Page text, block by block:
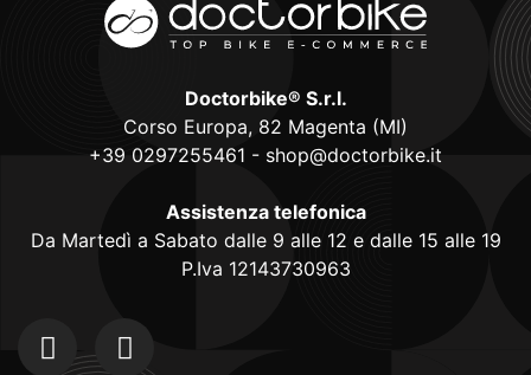
Doctorbike® S.r.l.
Corso Europa, 82 Magenta (MI)
+39 0297255461 - shop@doctorbike.it
Assistenza telefonica
Da Martedì a Sabato dalle 9 alle 12 e dalle 15 alle 19
P.Iva 12143730963